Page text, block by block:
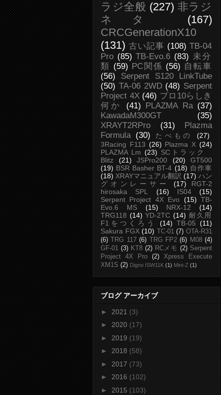
ラジ全般 (227) 非ラジ
ネタ
(167)
CRCGenerationX10
(131) 古い記事 (108) TB-04
Pro (85) TB-Evo.6 (83) 未分
類
(59) PC関係 (56) 自転車
(56)
Serpent S120 LinkTube
(50) TA-06 2WD (48) Serpent
Project 4X (46) プロ10らしき
何か
(41) PLAZMA Ra (37)
KawadaM300GT
(35)
XRAYT2RPro
(31)
Plazma
Formula (30) たべもの
(27)
3Racing F113 (26) Plazma X (24)
PLAZMA Lm (23) SCトラック
Blitz
(21) JSPro200 (20)
GT500
(19) BSR Basher BT-4 (18) 自作車
(18) XRAYマニュアル翻訳 (17) ハン
グオンレーサー
(17)
RGT-2
hirosaka SPL
(16) IS04
(15)
Serpent Project 4X Evo
(15) TB-
Evo.6 MS
(15) NRX-12
(14)
TRG118 (14) YD-2TC (14) 耐久用
F1をつくろう
(14) TB-05 (11)
Sakura FGX (10) TC-01 (7) OTA-R31
(6)
TRG 117 (6) TRG FP2 (6) M08 (4)
GF-01 (3) KT8 (2) RCメモ (2) Serpent
Project 4X Pro
(2)
Xpress Execute
XM1S (2) Digno ISW11K (1) Mini-Z (1)
ブログ アーカイブ
► 2021 (3)
► 2020 (17)
► 2019 (19)
► 2018 (58)
► 2017 (73)
► 2016 (102)
► 2015 (103)